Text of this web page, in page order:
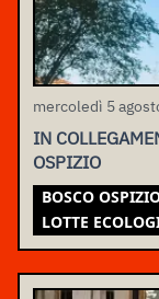
mercoledì 5
IN
OSPIZIO
BOSCO
LOTTE